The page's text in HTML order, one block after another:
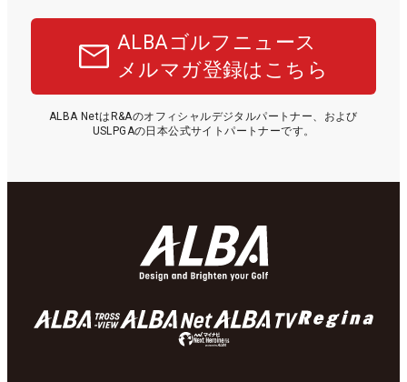
ALBAゴルフニュース
メルマガ登録はこちら
ALBA NetはR&Aのオフィシャルデジタルパートナー、および
USLPGAの日本公式サイトパートナーです。